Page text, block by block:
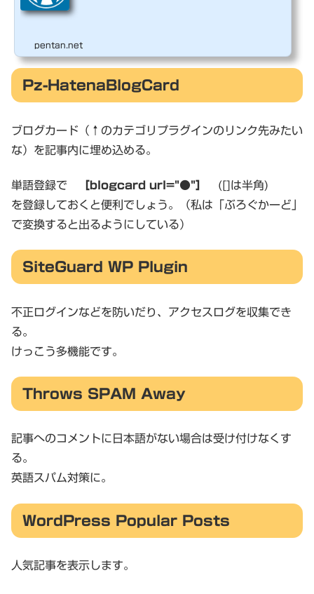
イン」→「新規追加」検索ボックスに「Category Order and Taxonomy Terms
Order」で検索し、ダウンロードする。↓↓↓ダウンロード後...
pentan.net
Pz-HatenaBlogCard
ブログカード（↑のカテゴリプラグインのリンク先みたい
な）を記事内に埋め込める。
単語登録で ［blogcard url="●"］
([]は半角)
を登録しておくと便利でしょう。（私は「ぶろぐかーど」
で変換すると出るようにしている）
SiteGuard WP Plugin
不正ログインなどを防いだり、アクセスログを収集でき
る。
けっこう多機能です。
Throws SPAM Away
記事へのコメントに日本語がない場合は受け付けなくす
る。
英語スパム対策に。
WordPress Popular Posts
人気記事を表示します。